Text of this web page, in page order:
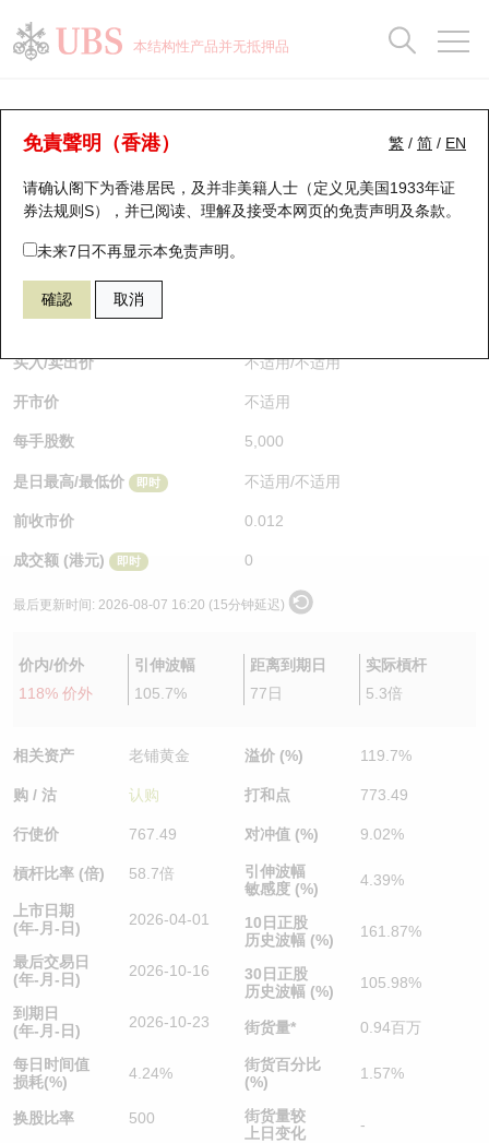
本结构性产品并无抵押品
繁 / 简 / EN
免責聲明（香港）
请确认阁下为香港居民，及并非美籍人士（定义见美国1933年证
券法规则S），并已阅读、理解及接受本网页的免责声明及条款。
未来7日不再显示本免责声明。
確認 取消
认股证分析仪
表现 街货统计 比较
27865 瑞银认购 6181 老铺黄金
$0.012 即时
买入/卖出价 不适用/不适用
开市价 不适用
每手股数 5,000
是日最高/最低价 即时 不适用/不适用
前收市价 0.012
成交额 (港元) 即时 0
最后更新时间: 2026-08-07 16:20 (15分钟延迟)
价内/价外
118% 价外
引伸波幅
105.7%
距离到期日
77日
实际槓杆
5.3倍
相关资产 老铺黄金
购 / 沽 认购
行使价 767.49
槓杆比率 (倍) 58.7倍
上市日期
(年-月-日)
2026-04-01
最后交易日
(年-月-日)
2026-10-16
到期日
(年-月-日)
2026-10-23
每日时间值
损耗(%)
4.24%
换股比率 500
溢价 (%) 119.7%
打和点 773.49
对冲值 (%) 9.02%
引伸波幅
敏感度 (%)
4.39%
10日正股
历史波幅 (%)
161.87%
30日正股
历史波幅 (%)
105.98%
街货量* 0.94百万
街货百分比
(%)
1.57%
街货量较
上日变化
-
瑞银认股证一览
新发行瑞银认股证
即将到期认股证
认股证到期结算价查找
认股证分析仪
认股证速算机
认股证/牛熊证日志
认股证文件及公告
街货统计
比较
牛熊全景快搜
牛熊证搜寻
牛熊证街货分布图
正股牛熊证列表
新发行瑞银牛熊证
已收回牛熊证剩余价值
牛熊证到期结算价查找
牛熊证分析仪
街货统计
比较
十大升幅/跌幅
十大认股证成交分布
十天股证占大市成交
资金流
街货统计
三十大平均引伸波幅
正股分析仪
二十大活跃股份
恒指成份股
国指成份股
科指成份股
相关资产沽空
中资ETFs溢价比较
AH 股价对照
持股比重
显示所有持股比重
每月轮证大市专题
轮证专栏
讲座及教育短片
认股证投资者教育
牛熊证投资者教育
认股证牛熊证常问问题